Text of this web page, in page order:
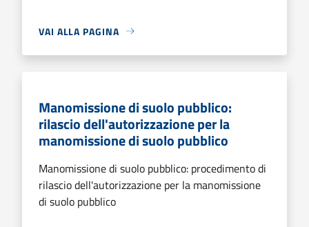
VAI ALLA PAGINA
Manomissione di suolo pubblico:
rilascio dell'autorizzazione per la
manomissione di suolo pubblico
Manomissione di suolo pubblico: procedimento di
rilascio dell'autorizzazione per la manomissione
di suolo pubblico